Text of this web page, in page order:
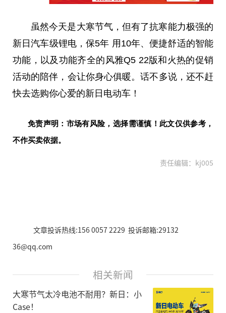
虽然今天是大寒节气，但有了抗寒能力极强的
新日汽车级锂电，保5年 用10年、便捷舒适的智能
功能，以及功能齐全的风雅Q5 22版和火热的促销
活动的陪伴，会让你身心俱暖。话不多说，还不赶
快去选购你心爱的新日电动车！
免责声明：市场有风险，选择需谨慎！此文仅供参考，
不作买卖依据。
责任编辑：kj005
文章投诉热线:156 0057 2229 投诉邮箱:29132
36@qq.com
相关新闻
大寒节气太冷电池不耐用？新日：小
Case！